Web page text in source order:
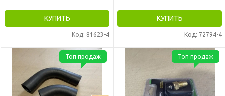
КУПИТЬ
Код: 81623-4
КУПИТЬ
Код: 72794-4
Топ продаж Топ продаж